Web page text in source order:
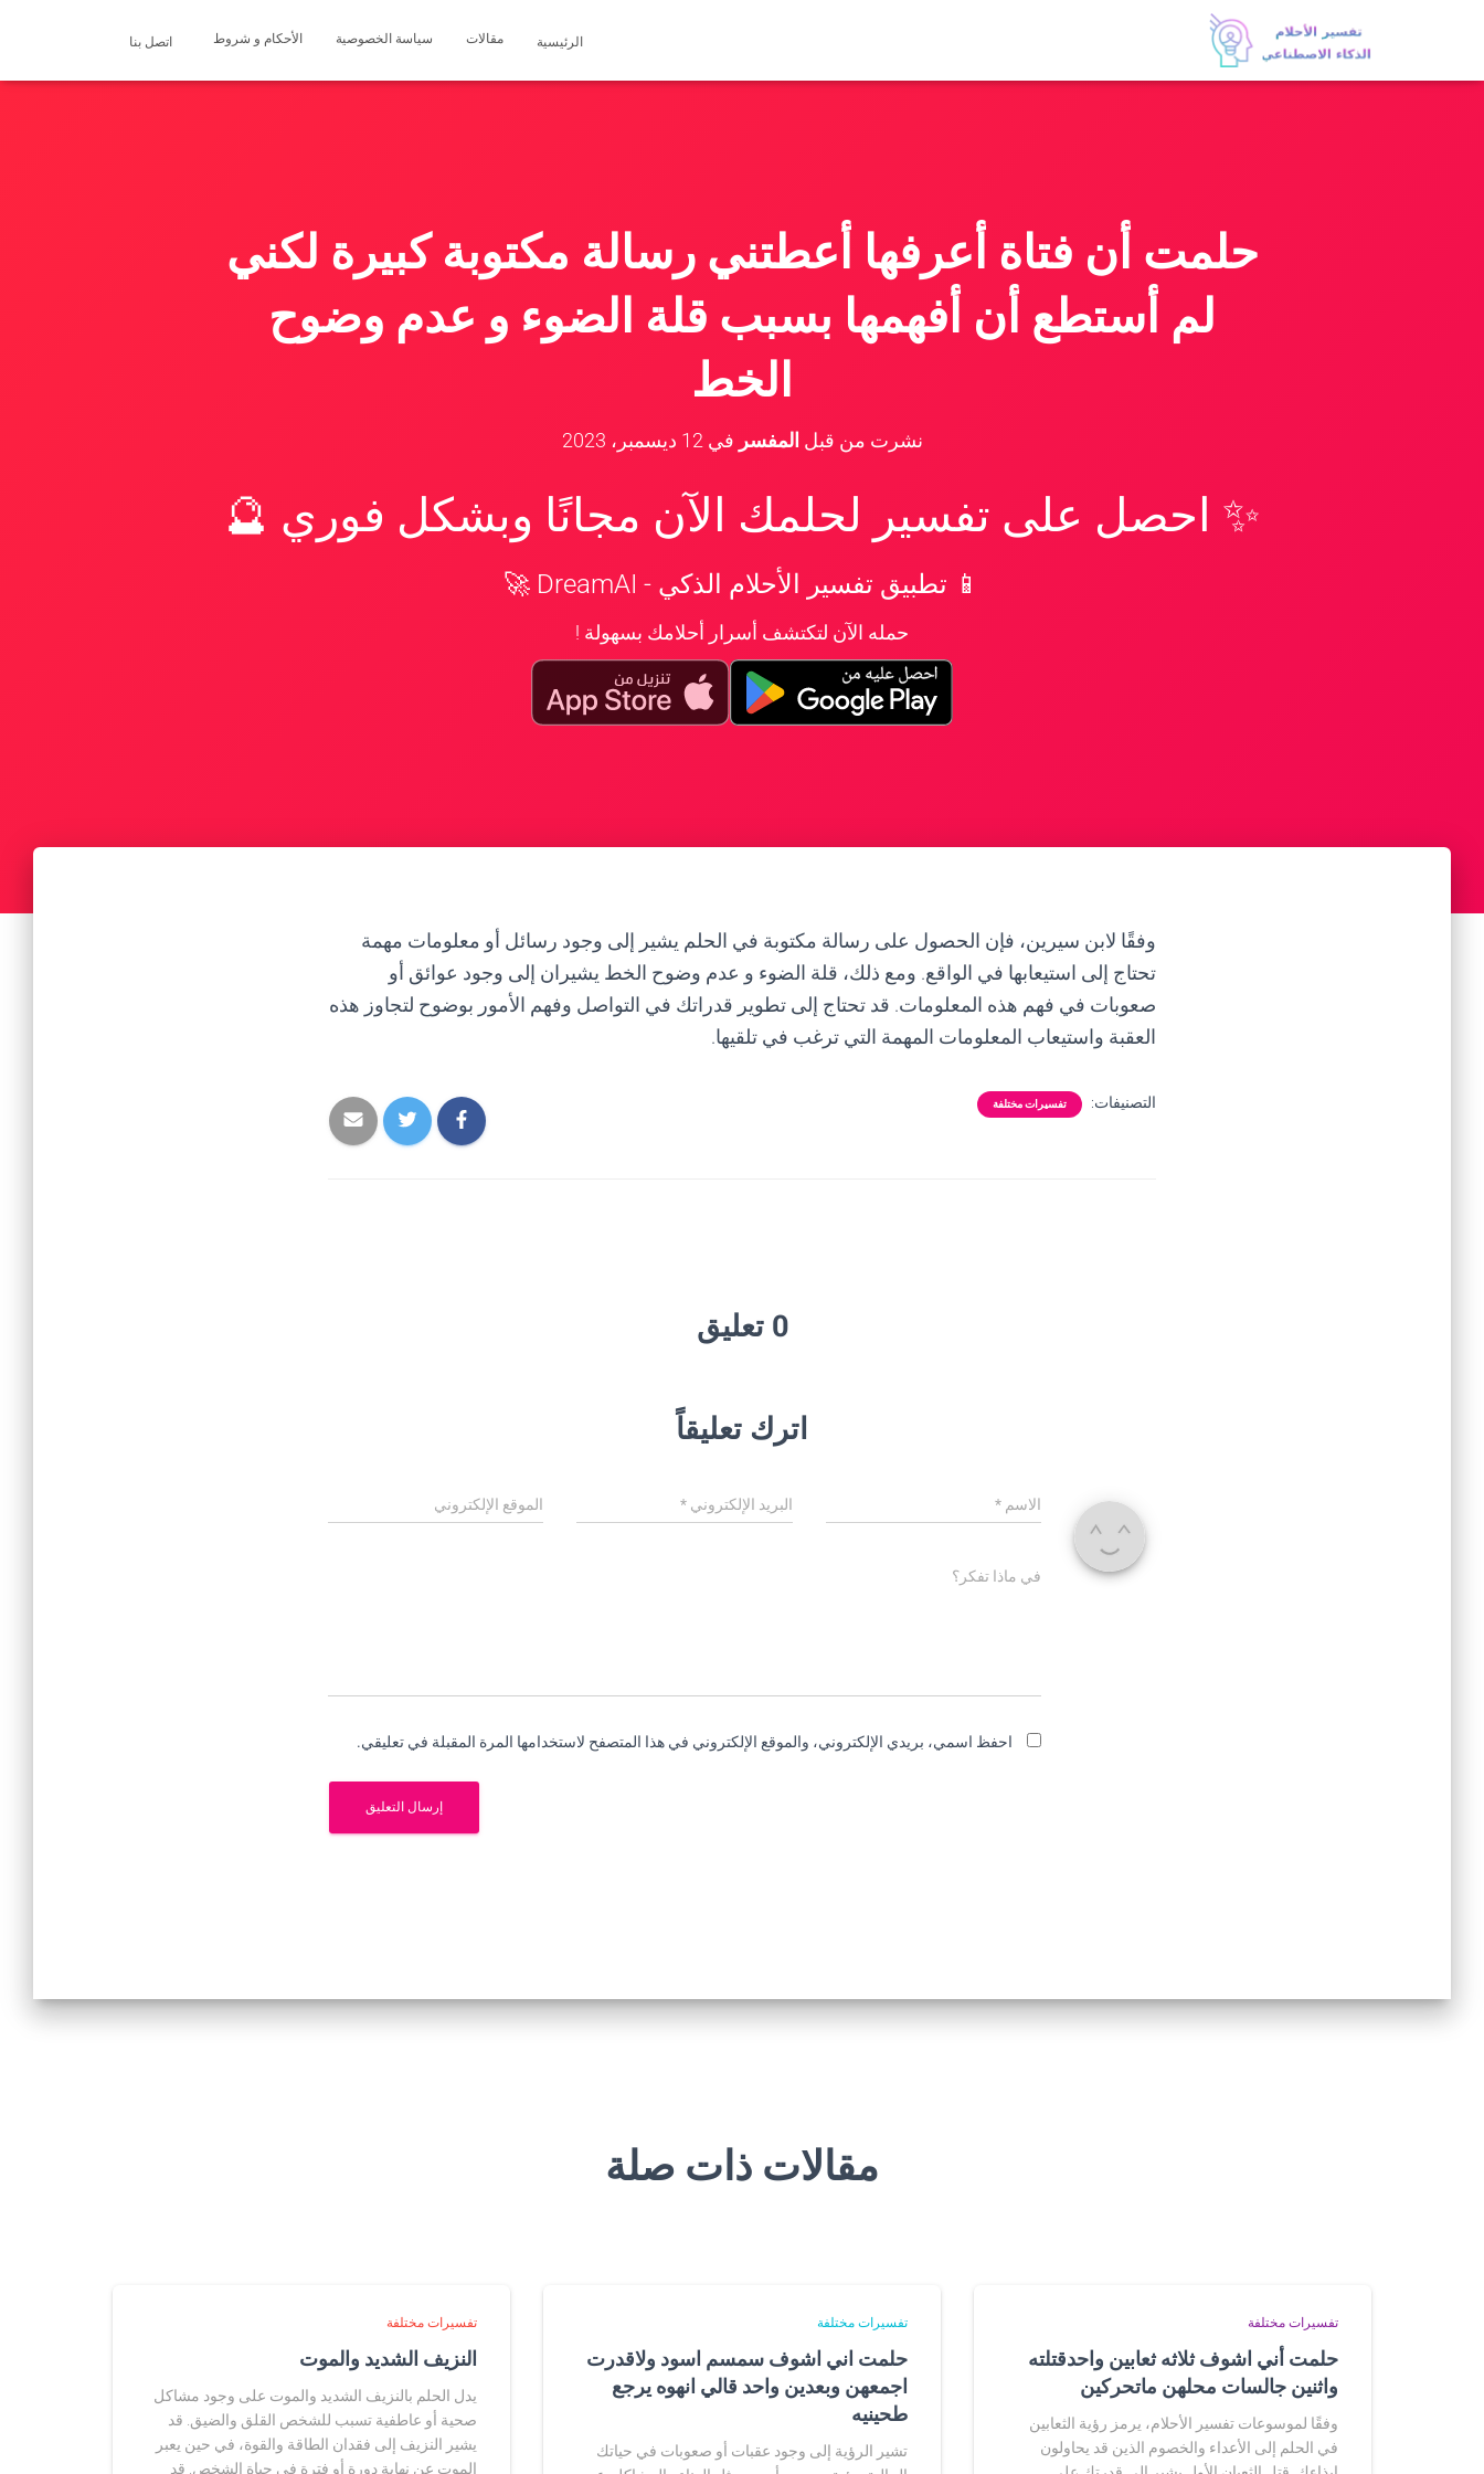
الرئيسية مقالات سياسة الخصوصية الأحكام و شروط اتصل بنا
حلمت أن فتاة أعرفها أعطتني رسالة مكتوبة كبيرة لكني
لم أستطع أن أفهمها بسبب قلة الضوء و عدم وضوح
الخط
نشرت من قبل المفسر في 12 ديسمبر، 2023
✨ احصل على تفسير لحلمك الآن مجانًا وبشكل فوري 🔮
📱 تطبيق تفسير الأحلام الذكي - DreamAI 🚀
حمله الآن لتكتشف أسرار أحلامك بسهولة !
وفقًا لابن سيرين، فإن الحصول على رسالة مكتوبة في الحلم يشير إلى وجود رسائل أو معلومات مهمة
تحتاج إلى استيعابها في الواقع. ومع ذلك، قلة الضوء و عدم وضوح الخط يشيران إلى وجود عوائق أو
صعوبات في فهم هذه المعلومات. قد تحتاج إلى تطوير قدراتك في التواصل وفهم الأمور بوضوح لتجاوز هذه
العقبة واستيعاب المعلومات المهمة التي ترغب في تلقيها.
التصنيفات: تفسيرات مختلفة
0 تعليق
اترك تعليقاً
الاسم * البريد الإلكتروني* الموقع الإلكتروني
في ماذا تفكر؟
احفظ اسمي، بريدي الإلكتروني، والموقع الإلكتروني في هذا المتصفح لاستخدامها المرة المقبلة في تعليقي.
مقالات ذات صلة
تفسيرات مختلفة
حلمت أني اشوف ثلاثه ثعابين واحدقتلته
واثنين جالسات محلهن ماتحركين
وفقًا لموسوعات تفسير الأحلام، يرمز رؤية الثعابين
في الحلم إلى الأعداء والخصوم الذين قد يحاولون
تفسيرات مختلفة
حلمت اني اشوف سمسم اسود ولاقدرت
اجمعهن وبعدين واحد قالي انهوه يرجع
طحينيه
تشير الرؤية إلى وجود عقبات أو صعوبات في حياتك
تفسيرات مختلفة
النزيف الشديد والموت
يدل الحلم بالنزيف الشديد والموت على وجود مشاكل
صحية أو عاطفية تسبب للشخص القلق والضيق. قد
يشير النزيف إلى فقدان الطاقة والقوة، في حين يعبر
الموت عن نهاية دورة أو فترة في حياة الشخص. قد